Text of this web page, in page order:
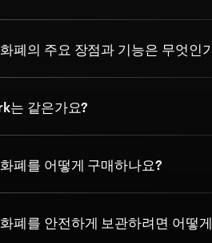
폐의 주요 장점과 기능은 무엇인
는 같은가요?
폐를 어떻게 구매하나요?
폐를 안전하게 보관하려면 어떻